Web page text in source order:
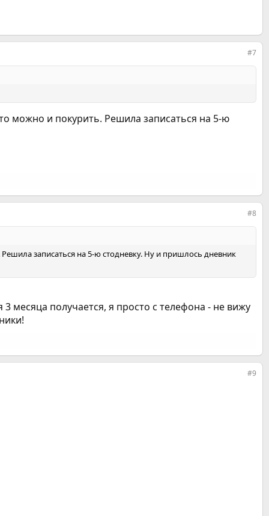
#7
можно и покурить. Решила записаться на 5-ю
#8
записаться на 5-ю стодневку. Ну и пришлось дневник
месяца получается, я просто с телефона - не вижу
#9